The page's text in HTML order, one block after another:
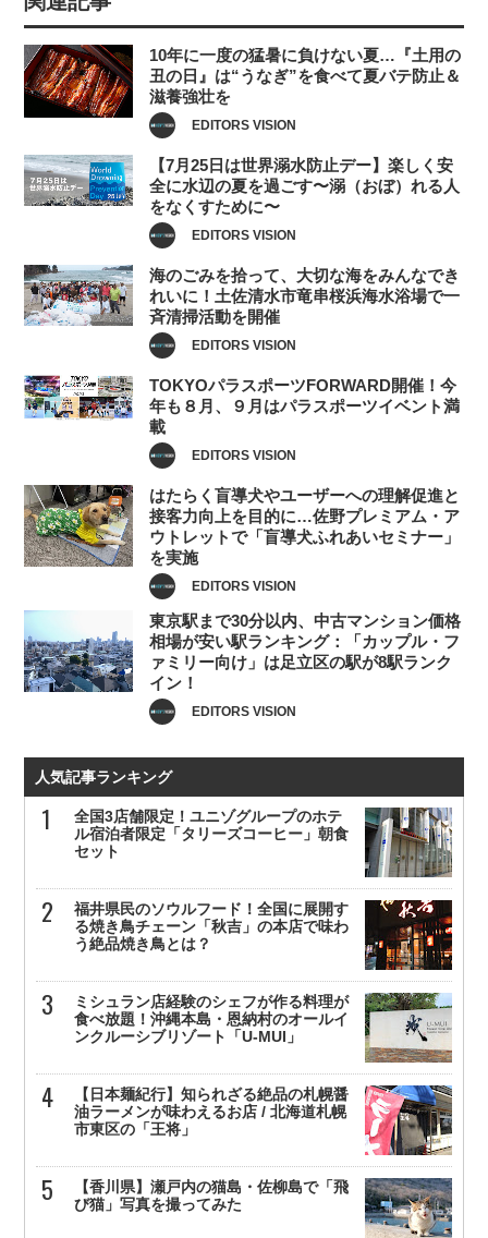
10年に一度の猛暑に負けない夏…『土用の
丑の日』は“うなぎ”を食べて夏バテ防止＆
滋養強壮を
EDITORS VISION
【7月25日は世界溺水防止デー】楽しく安
全に水辺の夏を過ごす〜溺（おぼ）れる人
をなくすために〜
EDITORS VISION
海のごみを拾って、大切な海をみんなでき
れいに！土佐清水市竜串桜浜海水浴場で一
斉清掃活動を開催
EDITORS VISION
TOKYOパラスポーツFORWARD開催！今
年も８月、９月はパラスポーツイベント満
載
EDITORS VISION
はたらく盲導犬やユーザーへの理解促進と
接客力向上を目的に…佐野プレミアム・ア
ウトレットで「盲導犬ふれあいセミナー」
を実施
EDITORS VISION
東京駅まで30分以内、中古マンション価格
相場が安い駅ランキング：「カップル・フ
ァミリー向け」は足立区の駅が8駅ランク
イン！
EDITORS VISION
人気記事ランキング
全国3店舗限定！ユニゾグループのホテ
ル宿泊者限定「タリーズコーヒー」朝食
セット
福井県民のソウルフード！全国に展開す
る焼き鳥チェーン「秋吉」の本店で味わ
う絶品焼き鳥とは？
ミシュラン店経験のシェフが作る料理が
食べ放題！沖縄本島・恩納村のオールイ
ンクルーシブリゾート「U-MUI」
【日本麺紀行】知られざる絶品の札幌醤
油ラーメンが味わえるお店 / 北海道札幌
市東区の「王将」
【香川県】瀬戸内の猫島・佐柳島で「飛
び猫」写真を撮ってみた